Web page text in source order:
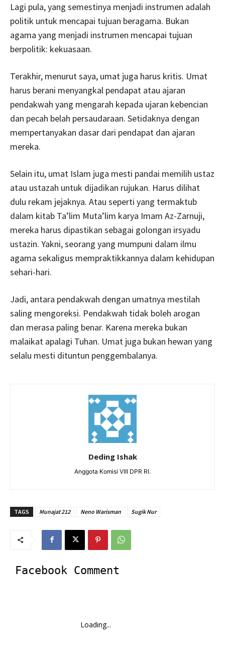
Lagi pula, yang semestinya menjadi instrumen adalah
politik untuk mencapai tujuan beragama. Bukan
agama yang menjadi instrumen mencapai tujuan
berpolitik: kekuasaan.
Terakhir, menurut saya, umat juga harus kritis. Umat
harus berani menyangkal pendapat atau ajaran
pendakwah yang mengarah kepada ujaran kebencian
dan pecah belah persaudaraan. Setidaknya dengan
mempertanyakan dasar dari pendapat dan ajaran
mereka.
Selain itu, umat Islam juga mesti pandai memilih ustaz
atau ustazah untuk dijadikan rujukan. Harus dilihat
dulu rekam jejaknya. Atau seperti yang termaktub
dalam kitab Ta’lim Muta’lim karya Imam Az-Zarnuji,
mereka harus dipastikan sebagai golongan irsyadu
ustazin. Yakni, seorang yang mumpuni dalam ilmu
agama sekaligus mempraktikkannya dalam kehidupan
sehari-hari.
Jadi, antara pendakwah dengan umatnya mestilah
saling mengoreksi. Pendakwah tidak boleh arogan
dan merasa paling benar. Karena mereka bukan
malaikat apalagi Tuhan. Umat juga bukan hewan yang
selalu mesti dituntun penggembalanya.
Deding Ishak
Anggota Komisi VIII DPR RI.
TAGS Munajat 212 Neno Warisman Sugik Nur
Facebook Comment
Loading...